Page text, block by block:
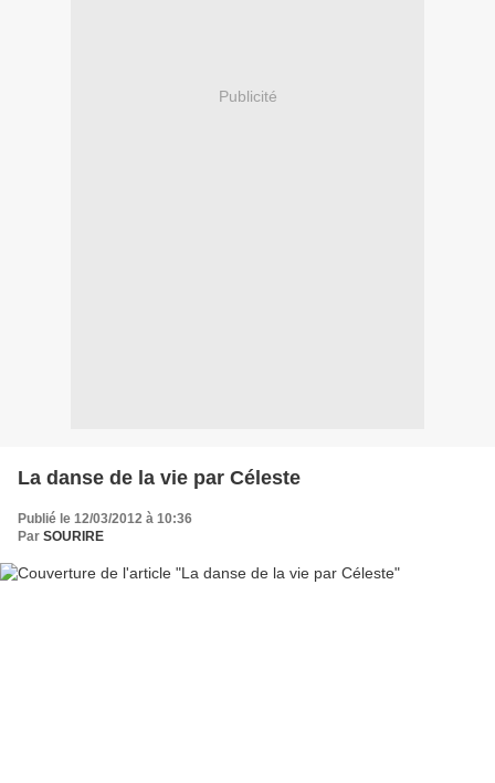
Publicité
La danse de la vie par Céleste
Publié le 12/03/2012 à 10:36
Par SOURIRE